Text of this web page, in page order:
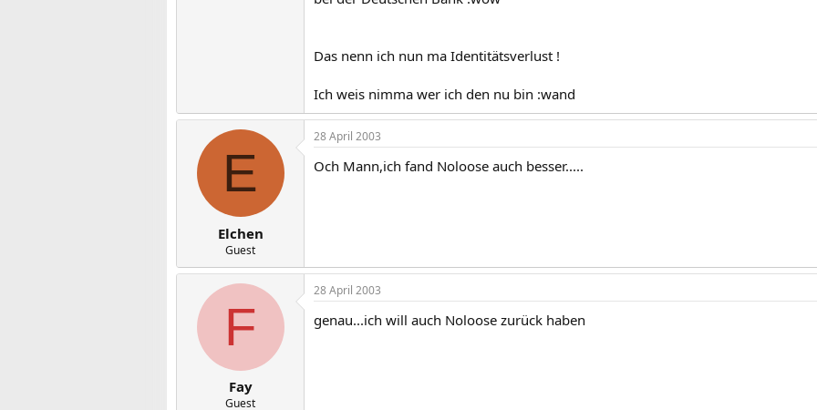
Das nenn ich nun ma Identitätsverlust !
Ich weis nimma wer ich den nu bin :wand
E
Elchen
Guest
28 April 2003
Och Mann,ich fand Noloose auch besser.....
F
Fay
Guest
28 April 2003
genau...ich will auch Noloose zurück haben